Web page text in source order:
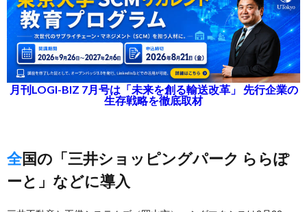
月刊LOGI-BIZ 7月号は「未来を創る輸送改革」 先行企業の
生存戦略を徹底取材
全国の「三井ショッピングパーク ららぽ
ーと」などに導入